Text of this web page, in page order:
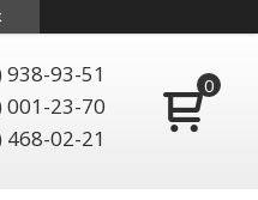
938-93-51
001-23-70
468-02-21